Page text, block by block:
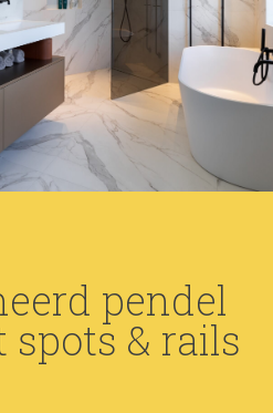
pendel
& rails